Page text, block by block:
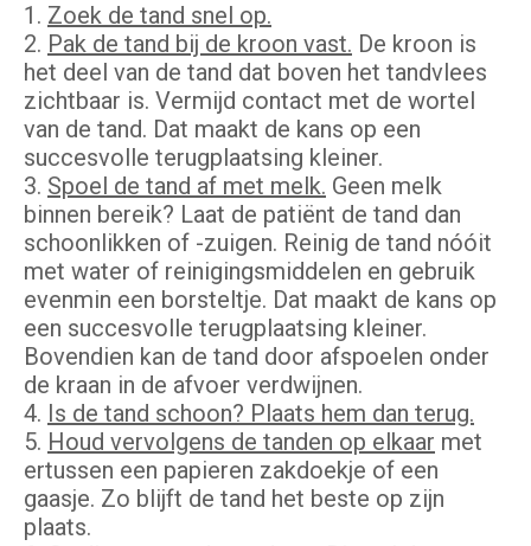
1. Zoek de tand snel op.
2. Pak de tand bij de kroon vast. De kroon is
het deel van de tand dat boven het tandvlees
zichtbaar is. Vermijd contact met de wortel
van de tand. Dat maakt de kans op een
succesvolle terugplaatsing kleiner.
3. Spoel de tand af met melk. Geen melk
binnen bereik? Laat de patiënt de tand dan
schoonlikken of -zuigen. Reinig de tand nóóit
met water of reinigingsmiddelen en gebruik
evenmin een borsteltje. Dat maakt de kans op
een succesvolle terugplaatsing kleiner.
Bovendien kan de tand door afspoelen onder
de kraan in de afvoer verdwijnen.
4. Is de tand schoon? Plaats hem dan terug.
5. Houd vervolgens de tanden op elkaar met
ertussen een papieren zakdoekje of een
gaasje. Zo blijft de tand het beste op zijn
plaats.